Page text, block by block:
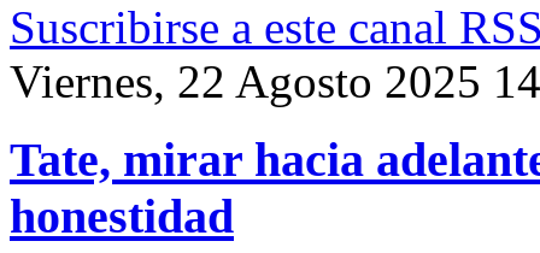
Suscribirse a este canal
Viernes, 22 Agosto 2025
Tate, mirar hacia
honestidad